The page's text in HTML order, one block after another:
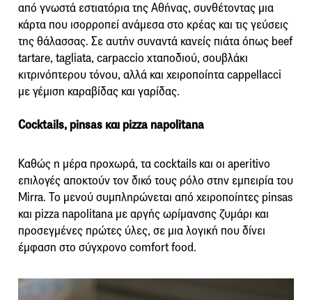
από γνωστά εστιατόρια της Αθήνας, συνθέτοντας μια
κάρτα που ισορροπεί ανάμεσα στο κρέας και τις γεύσεις
της θάλασσας. Σε αυτήν συναντά κανείς πιάτα όπως beef
tartare, tagliata, carpaccio χταποδιού, σουβλάκι
κιτρινόπτερου τόνου, αλλά και χειροποίητα cappellacci
με γέμιση καραβίδας και γαρίδας.
Cocktails, pinsas και pizza napolitana
Καθώς η μέρα προχωρά, τα cocktails και οι aperitivo
επιλογές αποκτούν τον δικό τους ρόλο στην εμπειρία του
Mirra. Το μενού συμπληρώνεται από χειροποίητες pinsas
και pizza napolitana με αργής ωρίμανσης ζυμάρι και
προσεγμένες πρώτες ύλες, σε μια λογική που δίνει
έμφαση στο σύγχρονο comfort food.